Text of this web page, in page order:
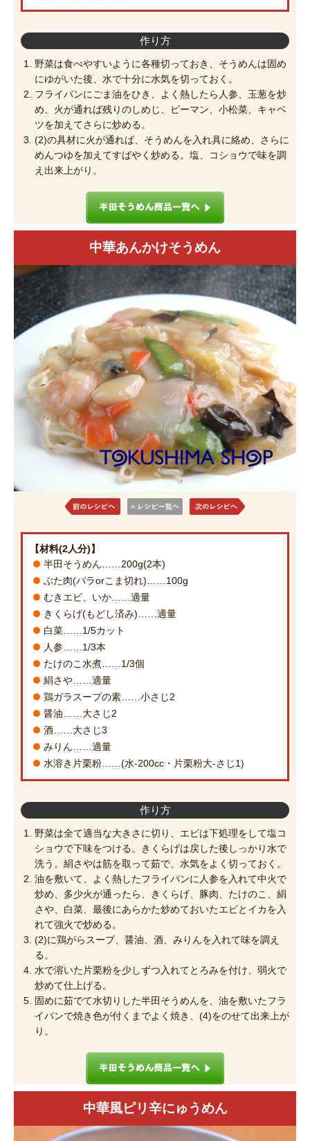
作り方
野菜は食べやすいように各種切っておき、そうめんは固め
にゆがいた後、水で十分に水気を切っておく。
フライパンにごま油をひき、よく熱したら人参、玉葱を炒
め、火が通れば残りのしめじ、ピーマン、小松菜、キャベ
ツを加えてさらに炒める。
(2)の具材に火が通れば、そうめんを入れ具に絡め、さらに
めんつゆを加えてすばやく炒める。塩、コショウで味を調
え出来上がり。
中華あんかけそうめん
【材料(2人分)】
半田そうめん……200g(2本)
ぶた肉(バラorこま切れ)……100g
むきエビ、いか……適量
きくらげ(もどし済み)……適量
白菜……1/5カット
人参……1/3本
たけのこ水煮……1/3個
絹さや……適量
鶏ガラスープの素……小さじ2
醤油……大さじ2
酒……大さじ3
みりん……適量
水溶き片栗粉……(水-200cc・片栗粉大-さじ1)
作り方
野菜は全て適当な大きさに切り、エビは下処理をして塩コ
ショウで下味をつける。きくらげは戻した後しっかり水で
洗う。絹さやは筋を取って茹で、水気をよく切っておく。
油を敷いて、よく熱したフライパンに人参を入れて中火で
炒め、多少火が通ったら、きくらげ、豚肉、たけのこ、絹
さや、白菜、最後にあらかた炒めておいたエビとイカを入
れて強火で炒める。
(2)に鶏がらスープ、醤油、酒、みりんを入れて味を調え
る。
水で溶いた片栗粉を少しずつ入れてとろみを付け、弱火で
炒めて仕上げる。
固めに茹でて水切りした半田そうめんを、油を敷いたフラ
イパンで焼き色が付くまでよく焼き、(4)をのせて出来上が
り。
中華風ピリ辛にゅうめん